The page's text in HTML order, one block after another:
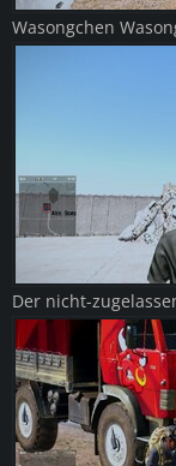
Wasongchen
Der nicht-